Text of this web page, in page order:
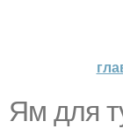
Ям для